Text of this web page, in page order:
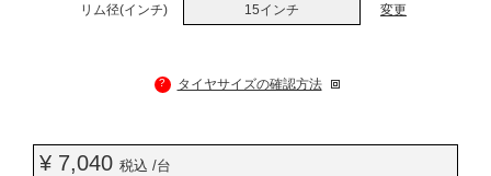
リム径(インチ) 15インチ 変更
? タイヤサイズの確認方法
¥ 7,040 税込 /台